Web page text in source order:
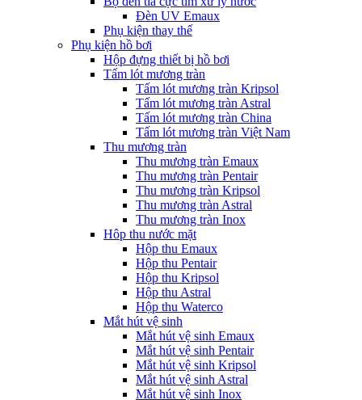
Đèn UV Emaux
Phụ kiện thay thế
Phụ kiện hồ bơi
Hộp đựng thiết bị hồ bơi
Tấm lót mương tràn
Tấm lót mương tràn Kripsol
Tấm lót mương tràn Astral
Tấm lót mương tràn China
Tấm lót mương tràn Việt Nam
Thu mương tràn
Thu mương tràn Emaux
Thu mương tràn Pentair
Thu mương tràn Kripsol
Thu mương tràn Astral
Thu mương tràn Inox
Hôp thu nước mặt
Hộp thu Emaux
Hộp thu Pentair
Hộp thu Kripsol
Hộp thu Astral
Hộp thu Waterco
Mắt hút vệ sinh
Mắt hút vệ sinh Emaux
Mắt hút vệ sinh Pentair
Mắt hút vệ sinh Kripsol
Mắt hút vệ sinh Astral
Mắt hút vệ sinh Inox